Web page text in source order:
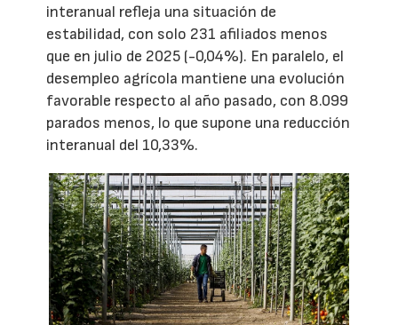
interanual refleja una situación de
estabilidad, con solo 231 afiliados menos
que en julio de 2025 (-0,04%). En paralelo, el
desempleo agrícola mantiene una evolución
favorable respecto al año pasado, con 8.099
parados menos, lo que supone una reducción
interanual del 10,33%.